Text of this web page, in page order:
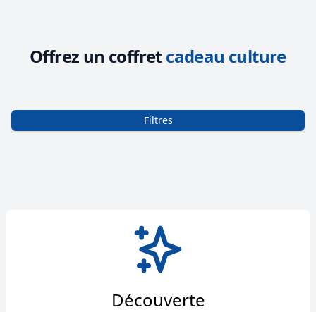
Offrez un coffretcadeau culture
Filtres
Découverte